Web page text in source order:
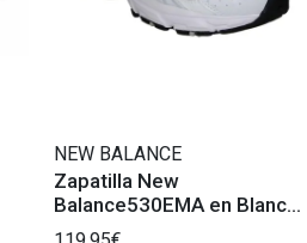
NEW BALANCE
Zapatilla New
Balance530EMA en Blanco
y Plata Mujer